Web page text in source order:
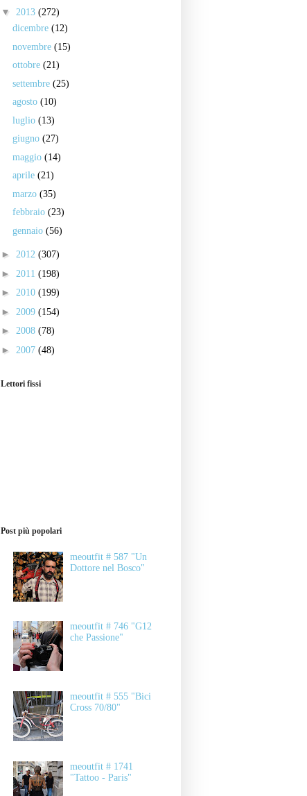
▼ 2013 (272)
dicembre (12)
novembre (15)
ottobre (21)
settembre (25)
agosto (10)
luglio (13)
giugno (27)
maggio (14)
aprile (21)
marzo (35)
febbraio (23)
gennaio (56)
► 2012 (307)
► 2011 (198)
► 2010 (199)
► 2009 (154)
► 2008 (78)
► 2007 (48)
Lettori fissi
Post più popolari
meoutfit # 587 "Un
Dottore nel Bosco"
meoutfit # 746 "G12
che Passione"
meoutfit # 555 "Bici
Cross 70/80"
meoutfit # 1741
"Tattoo - Paris"